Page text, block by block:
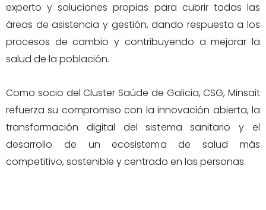
experto y soluciones propias para cubrir todas las
áreas de asistencia y gestión, dando respuesta a los
procesos de cambio y contribuyendo a mejorar la
salud de la población.
Como socio del Cluster Saúde de Galicia, CSG, Minsait
refuerza su compromiso con la innovación abierta, la
transformación digital del sistema sanitario y el
desarrollo de un ecosistema de salud más
competitivo, sostenible y centrado en las personas.